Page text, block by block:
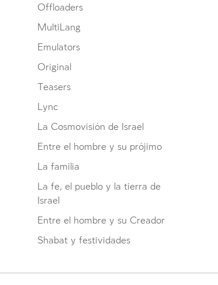
Offloaders
MultiLang
Emulators
Original
Teasers
Lync
La Cosmovisión de Israel
Entre el hombre y su prójimo
La familia
La fe, el pueblo y la tierra de
Israel
Entre el hombre y su Creador
Shabat y festividades